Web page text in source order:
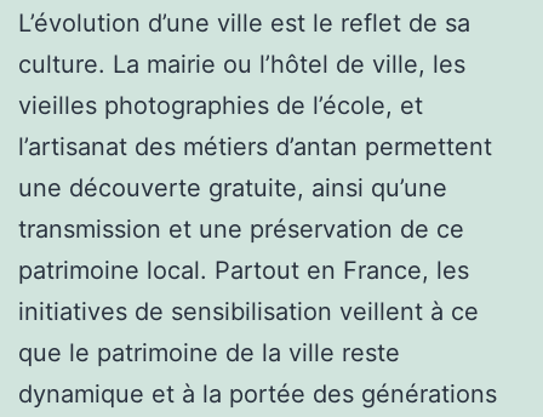
L’évolution d’une ville est le reflet de sa
culture. La mairie ou l’hôtel de ville, les
vieilles photographies de l’école, et
l’artisanat des métiers d’antan permettent
une découverte gratuite, ainsi qu’une
transmission et une préservation de ce
patrimoine local. Partout en France, les
initiatives de sensibilisation veillent à ce
que le patrimoine de la ville reste
dynamique et à la portée des générations